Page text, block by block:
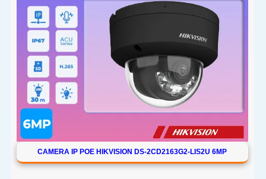
CAMERA IP POE HIKVISION DS-2CD2163G2-LIS2U 6MP